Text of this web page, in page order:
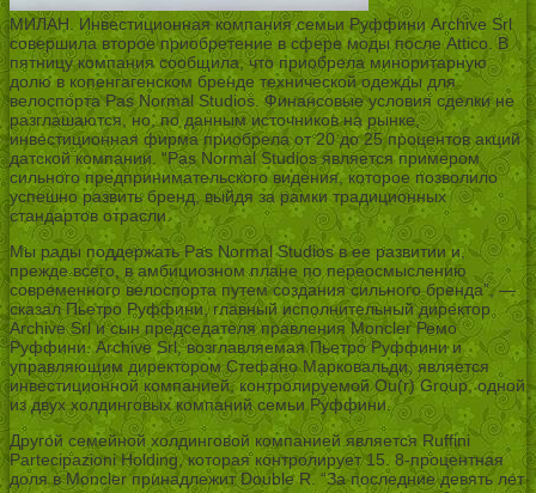
МИЛАН. Инвестиционная компания семьи Руффини Archive Srl
совершила второе приобретение в сфере моды после Attico. В
пятницу компания сообщила, что приобрела миноритарную
долю в копенгагенском бренде технической одежды для
велоспорта Pas Normal Studios. Финансовые условия сделки не
разглашаются, но, по данным источников на рынке,
инвестиционная фирма приобрела от 20 до 25 процентов акций
датской компании. “Pas Normal Studios является примером
сильного предпринимательского видения, которое позволило
успешно развить бренд, выйдя за рамки традиционных
стандартов отрасли.
Мы рады поддержать Pas Normal Studios в ее развитии и,
прежде всего, в амбициозном плане по переосмыслению
современного велоспорта путем создания сильного бренда”, —
сказал Пьетро Руффини, главный исполнительный директор
Archive Srl и сын председателя правления Moncler Ремо
Руффини. Archive Srl, возглавляемая Пьетро Руффини и
управляющим директором Стефано Марковальди, является
инвестиционной компанией, контролируемой Ou(r) Group, одной
из двух холдинговых компаний семьи Руффини.
Другой семейной холдинговой компанией является Ruffini
Partecipazioni Holding, которая контролирует 15. 8-процентная
доля в Moncler принадлежит Double R. “За последние девять лет